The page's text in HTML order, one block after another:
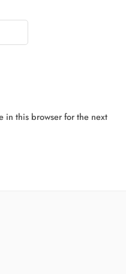
in this browser for the next